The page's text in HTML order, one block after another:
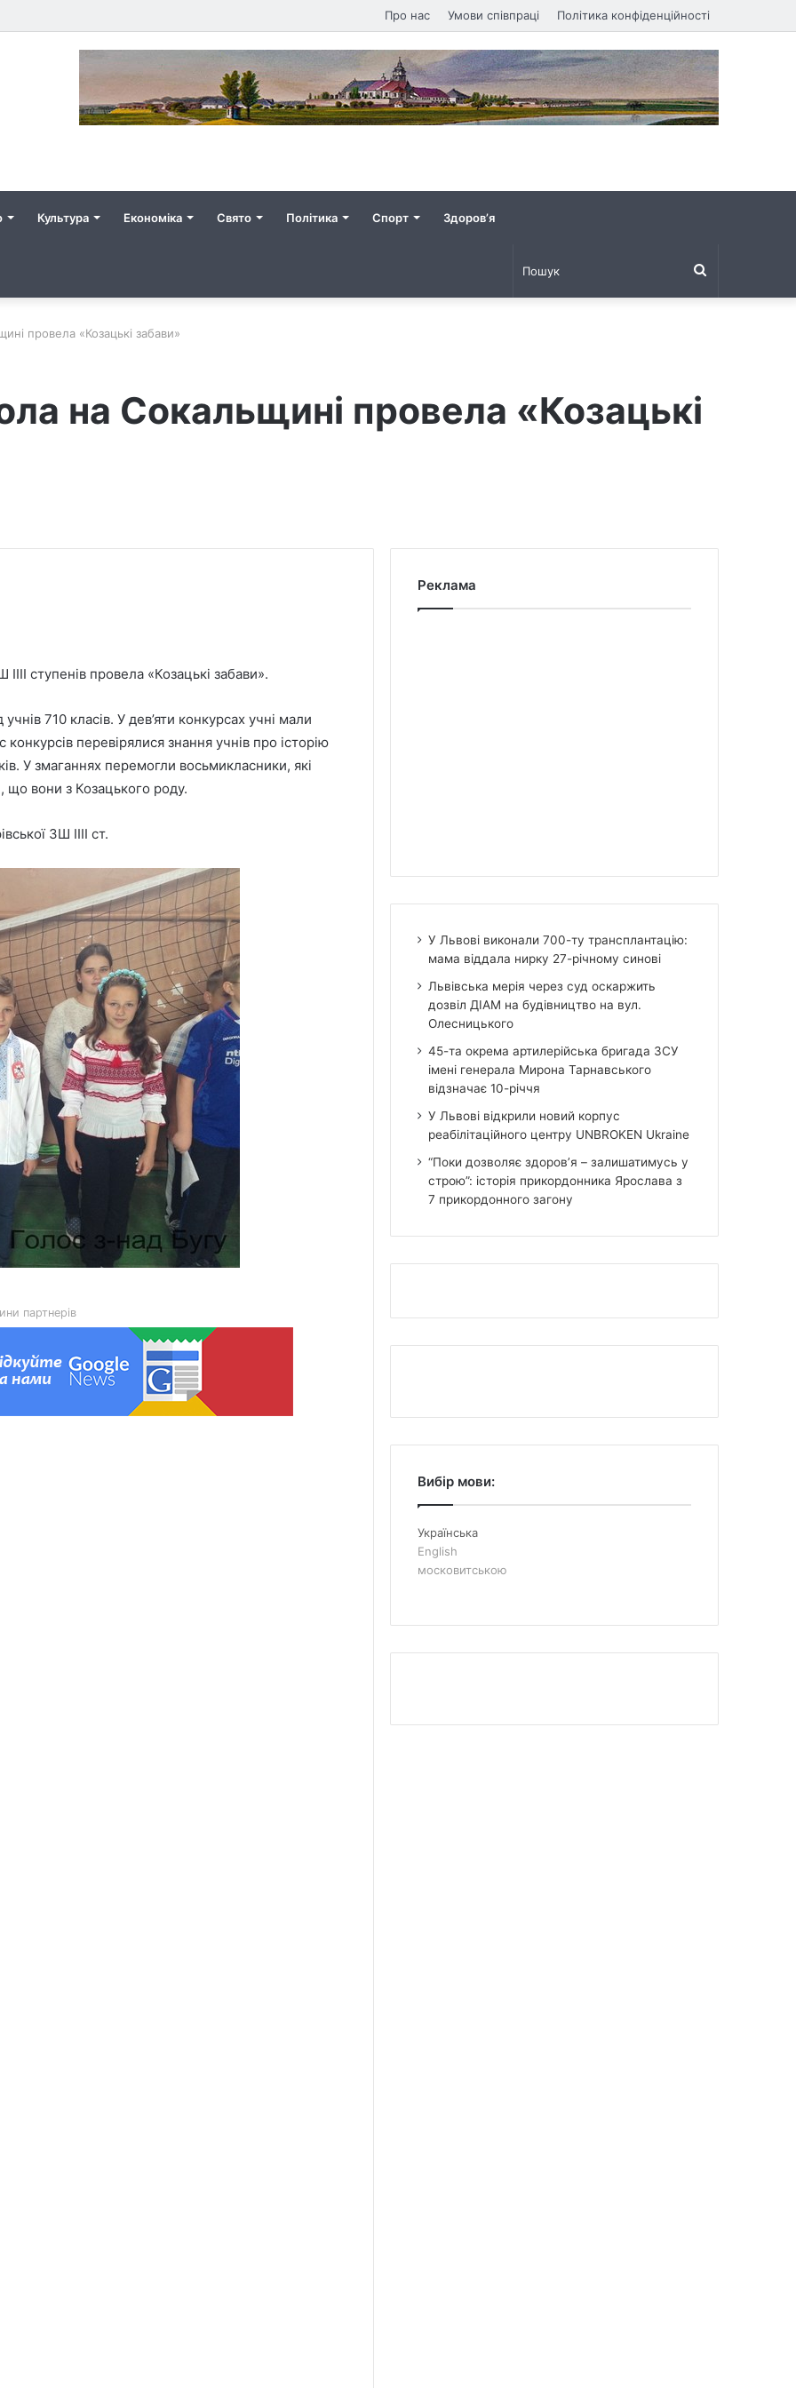
Про нас Умови співпраці Політика конфіденційності
Культура Економіка Свято Політика Спорт Здоров’я
провела «Козацькі забави»
на Сокальщині провела «Козацькі
ступенів провела «Козацькі забави».
710 класів. У дев’яти конкурсах учні мали
перевірялися знання учнів про історію
У змаганнях перемогли восьмикласники, які
що вони з Козацького роду.
ЗШ IIII ст.
партнерів
Реклама
У Львові виконали 700-ту трансплантацію:
мама віддала нирку 27-річному синові
Львівська мерія через суд оскаржить
дозвіл ДІАМ на будівництво на вул.
Олесницького
45-та окрема артилерійська бригада ЗСУ
імені генерала Мирона Тарнавського
відзначає 10-річчя
У Львові відкрили новий корпус
реабілітаційного центру UNBROKEN Ukraine
“Поки дозволяє здоров’я – залишатимусь у
строю”: історія прикордонника Ярослава з
7 прикордонного загону
Вибір мови:
Українська
English
московитською